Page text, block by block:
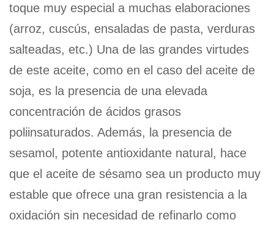
toque muy especial a muchas elaboraciones
(arroz, cuscús, ensaladas de pasta, verduras
salteadas, etc.) Una de las grandes virtudes
de este aceite, como en el caso del aceite de
soja, es la presencia de una elevada
concentración de ácidos grasos
poliinsaturados. Además, la presencia de
sesamol, potente antioxidante natural, hace
que el aceite de sésamo sea un producto muy
estable que ofrece una gran resistencia a la
oxidación sin necesidad de refinarlo como